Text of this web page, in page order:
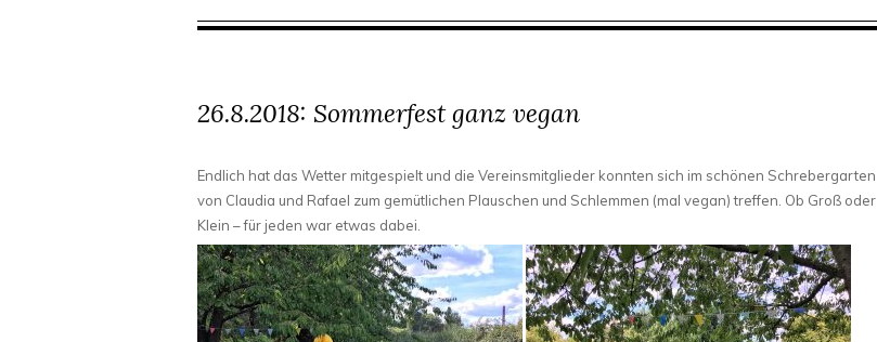
26.8.2018: Sommerfest ganz vegan
Endlich hat das Wetter mitgespielt und die Vereinsmitglieder konnten sich im schönen Schrebergarten
von Claudia und Rafael zum gemütlichen Plauschen und Schlemmen (mal vegan) treffen. Ob Groß oder
Klein – für jeden war etwas dabei.